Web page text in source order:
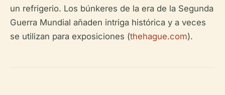
un refrigerio. Los búnkeres de la era de la Segunda
Guerra Mundial añaden intriga histórica y a veces
se utilizan para exposiciones (thehague.com).